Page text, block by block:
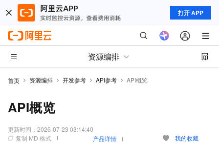
打开 APP
资源编排
首页 资源编排 开发参考 API参考 API概览
API概览
更新时间： 2026-07-23 03:14:40
复制 MD 格式
产品详情 我的收藏